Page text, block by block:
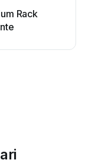
Rack